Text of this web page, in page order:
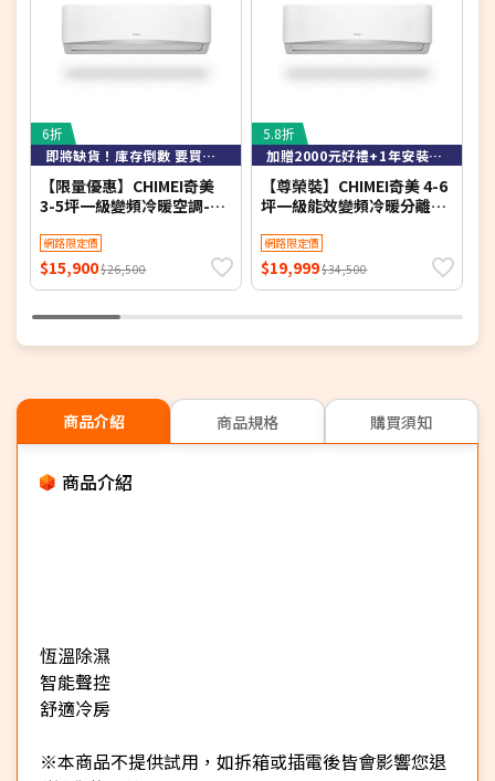
6折
即將缺貨！庫存倒數 要買要快！
【限量優惠】CHIMEI奇美
3-5坪一級變頻冷暖空調-星
S29HG1 【含基本安裝+舊
機回收】【加贈2000元好禮
+1年安裝保固】
網路限定價
$15,900$26,500
5.8折
加贈2000元好禮+1年安裝保固
【尊榮裝】CHIMEI奇美 4-6
坪一級能效變頻冷暖分離式
S37HG1-1/RC-
S37HG1【含基本安裝+舊機
回收】【加贈2000元好禮
網路限定價
$19,999$34,500
商品介紹 商品規格 購買須知
商品介紹
恆溫除濕
智能聲控
舒適冷房
※本商品不提供試用，如拆箱或插電後皆會影響您退